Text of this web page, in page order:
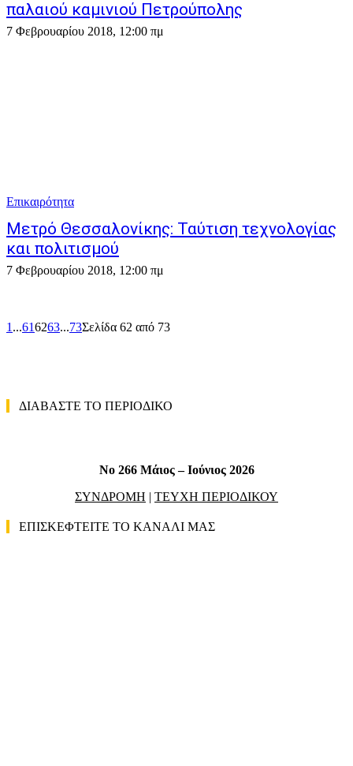
παλαιού καμινιού Πετρούπολης
7 Φεβρουαρίου 2018, 12:00 πμ
Επικαιρότητα
Μετρό Θεσσαλονίκης: Ταύτιση τεχνολογίας
και πολιτισμού
7 Φεβρουαρίου 2018, 12:00 πμ
1 ...616263...73Σελίδα 62 από 73
ΔΙΑΒΑΣΤΕ ΤΟ ΠΕΡΙΟΔΙΚΟ
No 266 Μάιος – Ιούνιος 2026
ΣΥΝΔΡΟΜΗ | ΤΕΥΧΗ ΠΕΡΙΟΔΙΚΟΥ
ΕΠΙΣΚΕΦΤΕΙΤΕ ΤΟ ΚΑΝΑΛΙ ΜΑΣ